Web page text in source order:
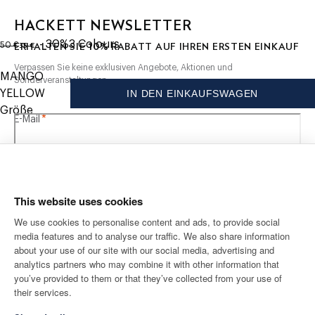
This website uses cookies
We use cookies to personalise content and ads, to provide social
media features and to analyse our traffic. We also share information
about your use of our site with our social media, advertising and
analytics partners who may combine it with other information that
you’ve provided to them or that they’ve collected from your use of
their services.
Nicht bleichen
Nicht maschinell trocknen
Nicht chemisch reinigen
MATERIAL
50 €
ursprünglicher Preis 50 €
35 €
aktueller Preis 35 €
- 30%3 Colours
MANGO
YELLOW
Größe
IN DEN EINKAUFSWAGEN
HACKETT NEWSLETTER
ERHALTEN SIE10%RABATT AUF IHREN ERSTEN EINKAUF
Verpassen Sie keine exklusiven Angebote, Aktionen und
Sonderveranstaltungen.
E-Mail *
VERSAND NACH
Deutschland
SPRACHE
KONTAKTIERE UNS